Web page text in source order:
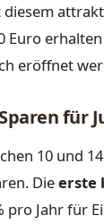
Euro
eröffnet
für
10 und
Dieerste
pro Jahr für